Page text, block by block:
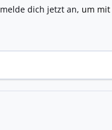
melde dich jetzt an, um